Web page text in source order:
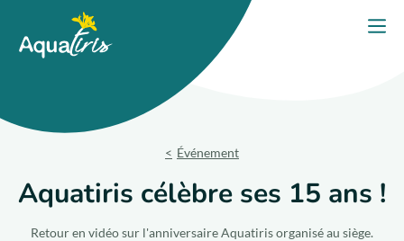
Nos solutions
Événement
Aquatiris célèbre ses 15 ans !
Retour en vidéo sur l'anniversaire Aquatiris organisé au siège.